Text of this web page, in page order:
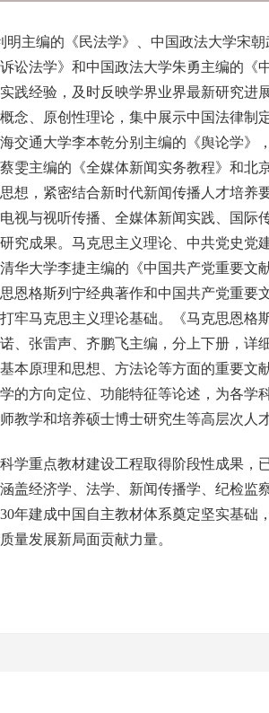
编的《民法学》、中国政法大学宋朝
讼法学》和中国政法大学朱勇主编的《
践经验，及时反映学界业界最新研究进
念、原创性理论，集中展示中国法律制
交通大学李本乾分别主编的《舆论学》
雯主编的《全媒体新闻实务教程》和北
想，紧密结合新时代新闻传播人才培养
视与视听传播、全媒体新闻实践、国际
究成果。马克思主义理论、中共党史党
华大学李捷主编的《中国共产党重要文
恩格斯列宁经典著作和中国共产党重要
牢马克思主义理论基础。《马克思恩格
、张雷声、齐鹏飞主编，分上下册，详
本原理和思想、方法论等方面的重要文
的方向定位、功能特征等论述，为各学
教学和培养硕士博士研究生等高层次人
重点教材建设工程取得阶段性成果，已
盖经济学、法学、新闻传播学、纪检监
年建成中国自主教材体系奠定坚实基础
量发展新局面贡献力量。